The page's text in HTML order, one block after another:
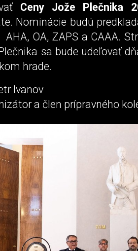
Ceny Jože Plečnika
Nominácie budú
AHA, OA, ZAPS a CAAA.
sa bude udeľovať
hrade.
Ivanov
a člen prípravného